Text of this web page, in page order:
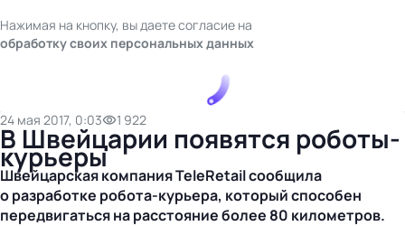
Нажимая на кнопку, вы даете согласие на
обработку своих персональных данных
24 мая 2017, 0:03 1 922
В Швейцарии появятся роботы-
курьеры
Швейцарская компания TeleRetail сообщила
о разработке робота-курьера, который способен
передвигаться на расстояние более 80 километров.